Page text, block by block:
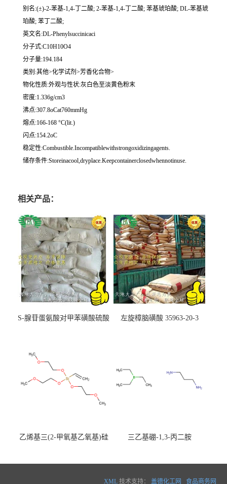
别名:(±)-2-苯基-1,4-丁二酸; 2-苯基-1,4-丁二酸; 苯基琥珀酸; DL-苯基琥
珀酸; 苯丁二酸;
英文名:DL-Phenylsuccinicaci
分子式:C10H10O4
分子量:194.184
类别:其他>化学试剂>芳香化合物>
物化性质:外观与性状:灰白色至淡黄色粉末
密度:1.336g/cm3
沸点:307.8oCat760mmHg
熔点:166-168 °C(lit.)
闪点:154.2oC
稳定性:Combustible.Incompatiblewithstrongoxidizingagents.
储存条件:Storeinacool,dryplace.Keepcontainerclosedwhennotinuse.
相关产品：
S-腺苷蛋氨酸对甲苯磺酸硫酸
左旋樟脑磺酸 35963-20-3
乙烯基三(2-甲氧基乙氧基)硅
三乙基硼-1,3-丙二胺
XML 技术支持： 盖德化工网 食品商务网